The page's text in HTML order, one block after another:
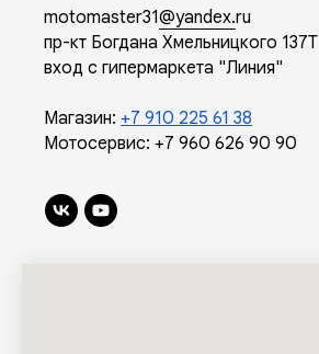
motomaster31@yandex.ru
пр-кт Богдана Хмельницкого 137Т
вход с гипермаркета "Линия"
Магазин: +7 910 225 61 38
Мотосервис: +7 960 626 90 90